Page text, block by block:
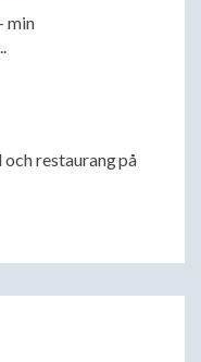
min
och restaurang på